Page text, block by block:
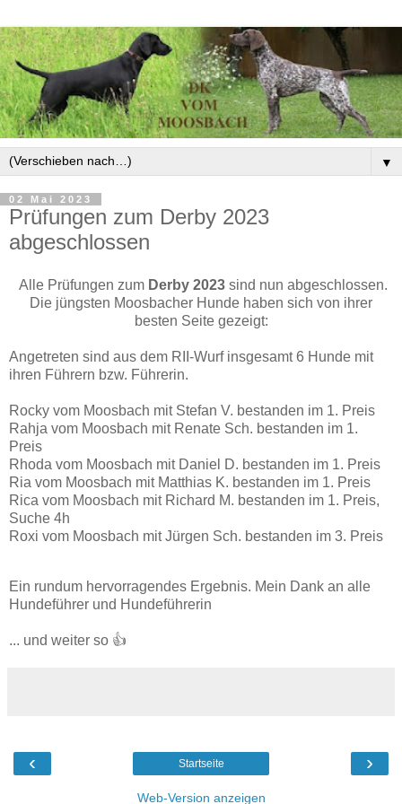
▼
02 Mai 2023
Prüfungen zum Derby 2023
abgeschlossen
Alle Prüfungen zum Derby 2023sind nun abgeschlossen.
Die jüngsten Moosbacher Hunde haben sich von ihrer
besten Seite gezeigt:
Angetreten sind aus dem RII-Wurf insgesamt 6 Hunde mit
ihren Führern bzw. Führerin.
Rocky vom Moosbach mit Stefan V. bestanden im 1. Preis
Rahja vom Moosbach mit Renate Sch. bestanden im 1.
Preis
Rhoda vom Moosbach mit Daniel D. bestanden im 1. Preis
Ria vom Moosbach mit Matthias K. bestanden im 1. Preis
Rica vom Moosbach mit Richard M. bestanden im 1. Preis,
Suche 4h
Roxi vom Moosbach mit Jürgen Sch. bestanden im 3. Preis
Ein rundum hervorragendes Ergebnis. Mein Dank an alle
Hundeführer und Hundeführerin
... und weiter so 👍
‹ ›
Startseite
Web-Version anzeigen